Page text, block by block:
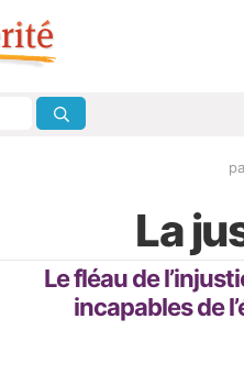
La
Le fléau de
incapables de